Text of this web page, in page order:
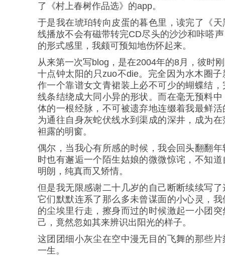
了《村上春树作品选》的app。
于是我在琥珀转向皮蛋的暮色里，读完了《
线播放不会有磁带转完CD尽头的沙沙和咔嗒
的形式感里，我颇可预知地伤怀起来。
从来第一次写blog，是在2004年的8月，彼时
十点钟太阳的只zuo不die。完全因为水木圈
作一个靠谱女文青裙装上必不可少的蝴蝶结
线条结绕成大同小异的形状。而在毫无预料
体的一根经脉，不可被遗弃地连缀着我最鲜
为通往自身灰蛇伏线水到渠成的深井，成为
袒露的明窗。
偶尔，当我心有所感的时候，我会回头翻翻
时也有邂逅一个陌生姑娘的微微惊诧，不知
明朗，纯真而又矫情。
但是我无限感谢二十几岁的自己断断续续写
它们默默连系了那么多未曾谋面的小心灵，
的尘埃里行走，擦身而过的时候激起一小团
己，竟然忽如其来辨识出阳光的样子。
这团团细小灰尘在空中漫无目的飞舞的那些
一生。